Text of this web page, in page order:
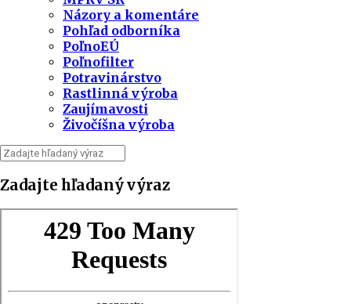
Názory a komentáre
Pohľad odborníka
PoľnoEÚ
Poľnofilter
Potravinárstvo
Rastlinná výroba
Zaujímavosti
Živočíšna výroba
Zadajte hľadaný výraz